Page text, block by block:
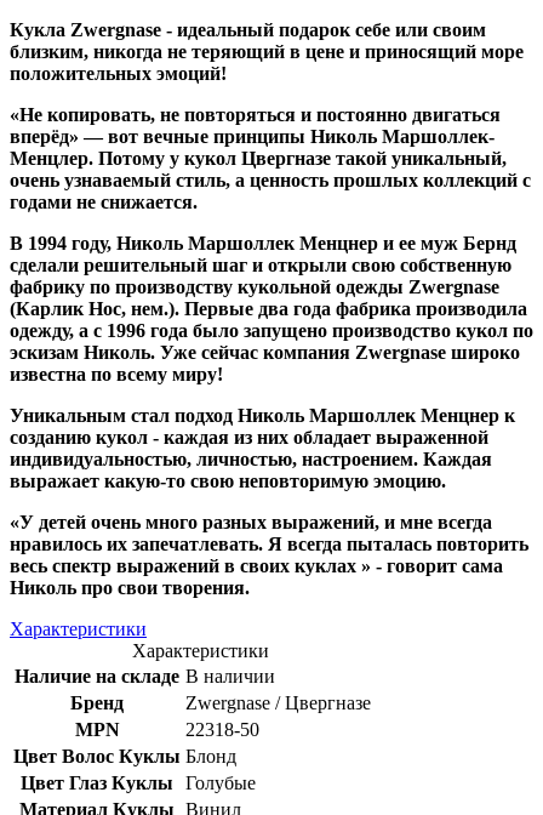
Кукла Zwergnase - идеальный подарок себе или своим
близким, никогда не теряющий в цене и приносящий море
положительных эмоций!
«Не копировать, не повторяться и постоянно двигаться
вперёд» — вот вечные принципы Николь Маршоллек-
Менцлер. Потому у кукол Цвергназе такой уникальный,
очень узнаваемый стиль, а ценность прошлых коллекций с
годами не снижается.
В 1994 году, Николь Маршоллек Менцнер и ее муж Бернд
сделали решительный шаг и открыли свою собственную
фабрику по производству кукольной одежды Zwergnase
(Карлик Нос, нем.). Первые два года фабрика производила
одежду, а с 1996 года было запущено производство кукол по
эскизам Николь. Уже сейчас компания Zwergnase широко
известна по всему миру!
Уникальным стал подход Николь Маршоллек Менцнер к
созданию кукол - каждая из них обладает выраженной
индивидуальностью, личностью, настроением. Каждая
выражает какую-то свою неповторимую эмоцию.
«У детей очень много разных выражений, и мне всегда
нравилось их запечатлевать. Я всегда пыталась повторить
весь спектр выражений в своих куклах » - говорит сама
Николь про свои творения.
Характеристики
Характеристики
Наличие на складе В наличии
Бренд
Zwergnase / Цвергназе
MPN
22318-50
Цвет Волос Куклы Блонд
Цвет Глаз Куклы
Голубые
Материал Куклы Винил